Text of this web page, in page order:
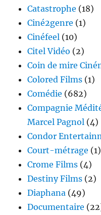
Catastrophe (18)
Ciné2genre (1)
Cinéfeel (10)
Citel Vidéo (2)
Coin de mire
Colored Films (1)
Comédie (682)
Compagnie
Marcel Pagnol (4)
Condor
Court-métrage (1)
Crome Films (4)
Destiny Films (2)
Diaphana (49)
Documentaire